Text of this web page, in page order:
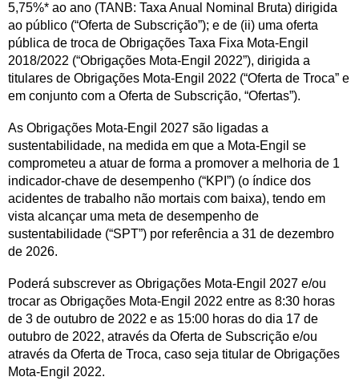
5,75%* ao ano (TANB: Taxa Anual Nominal Bruta) dirigida
ao público (“Oferta de Subscrição”); e de (ii) uma oferta
pública de troca de Obrigações Taxa Fixa Mota-Engil
2018/2022 (“Obrigações Mota-Engil 2022”), dirigida a
titulares de Obrigações Mota-Engil 2022 (“Oferta de Troca” e
em conjunto com a Oferta de Subscrição, “Ofertas”).
As Obrigações Mota-Engil 2027 são ligadas a
sustentabilidade, na medida em que a Mota-Engil se
comprometeu a atuar de forma a promover a melhoria de 1
indicador-chave de desempenho (“KPI”) (o índice dos
acidentes de trabalho não mortais com baixa), tendo em
vista alcançar uma meta de desempenho de
sustentabilidade (“SPT”) por referência a 31 de dezembro
de 2026.
Poderá subscrever as Obrigações Mota-Engil 2027 e/ou
trocar as Obrigações Mota-Engil 2022 entre as 8:30 horas
de 3 de outubro de 2022 e as 15:00 horas do dia 17 de
outubro de 2022, através da Oferta de Subscrição e/ou
através da Oferta de Troca, caso seja titular de Obrigações
Mota-Engil 2022.